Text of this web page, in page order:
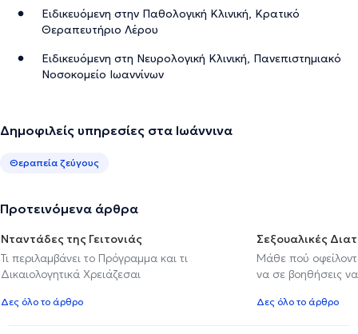
Ειδικευόμενη στην Παθολογική Κλινική, Κρατικό
Θεραπευτήριο Λέρου
Ειδικευόμενη στη Νευρολογική Κλινική, Πανεπιστημιακό
Νοσοκομείο Ιωαννίνων
Δημοφιλείς υπηρεσίες στα Ιωάννινα
Θεραπεία ζεύγους
Προτεινόμενα άρθρα
Νταντάδες της Γειτονιάς
Τι περιλαμβάνει το Πρόγραμμα και τι
Δικαιολογητικά Χρειάζεσαι
Δες όλο το άρθρο
Σεξουαλικές
Μάθε πού
να σε βοηθήσεις να
Δες όλο το άρθρο